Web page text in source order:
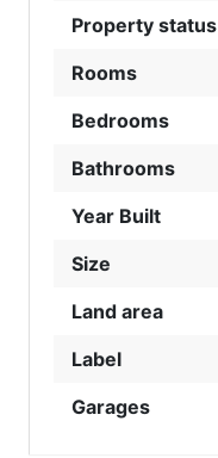
Property status
Rooms
Bedrooms
Bathrooms
Year Built
Size
Land area
Label
Garages